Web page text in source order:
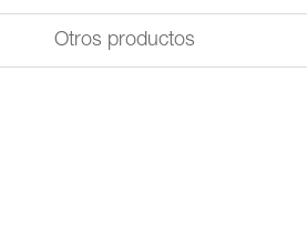
Otros productos